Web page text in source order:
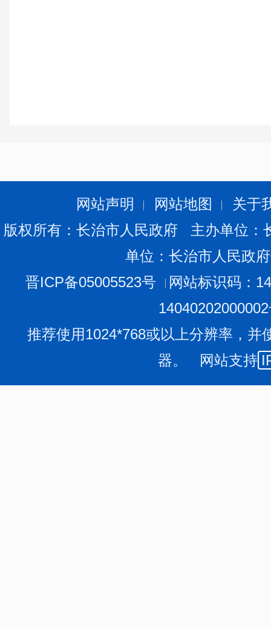
网站声明 网站地图
关于
版权所有：长治市人民政府 主办单位
单位：长治市人民政
晋ICP备05005523号
网站标识码：
推荐使用1024*768或以上分辨率，并
器。 网站支持